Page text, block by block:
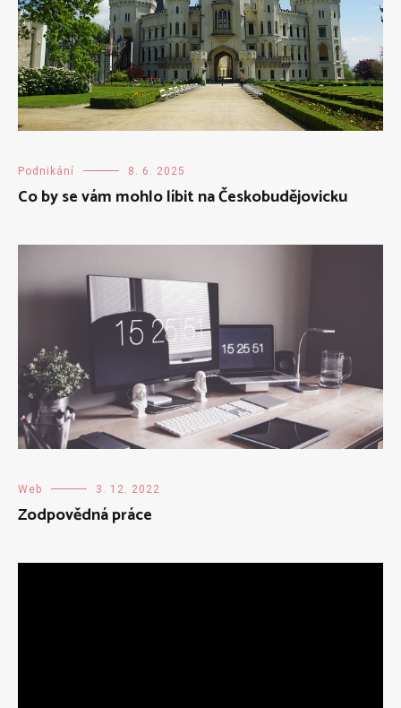
Podnikání 8. 6. 2025
Co by se vám mohlo líbit na Českobudějovicku
Web 3. 12. 2022
Zodpovědná práce